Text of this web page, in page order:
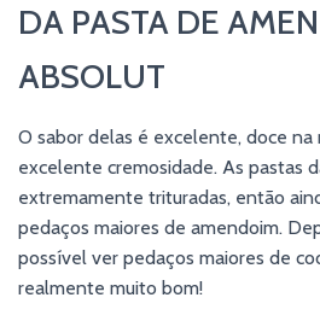
DA PASTA DE
ABSOLUT
O sabor delas é excelente, doce na
excelente cremosidade. As pastas
extremamente trituradas, então
pedaços maiores de amendoim.
possível ver pedaços maiores de
realmente muito bom!